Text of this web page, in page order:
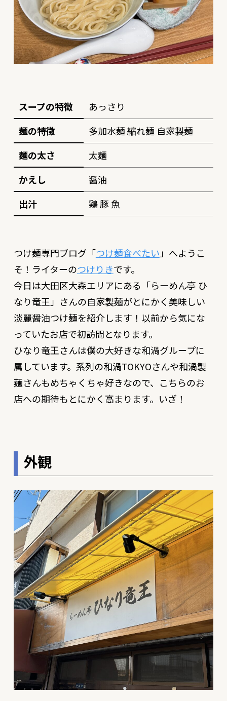
スープの特徴
あっさり
麺の特徴
多加水麺 縮れ麺 自家製麺
麺の太さ
太麺
かえし
醤油
出汁
鶏 豚 魚
つけ麺専門ブログ「つけ麺食べたい 」へようこ
そ！ライターのつけりきです。
今日は大田区大森エリアにある「らーめん亭 ひ
なり竜王 」さんの自家製麺がとにかく美味しい
淡麗醤油つけ麺を紹介します！以前から気にな
っていたお店で初訪問となります。
ひなり竜王さんは僕の大好きな和渦グループに
属しています。系列の和渦TOKYOさんや和渦製
麺さんもめちゃくちゃ好きなので、こちらのお
店への期待もとにかく高まります。いざ！
外観